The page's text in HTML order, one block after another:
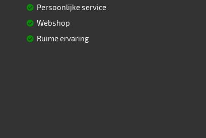
Persoonlijke service
Webshop
Ruime ervaring